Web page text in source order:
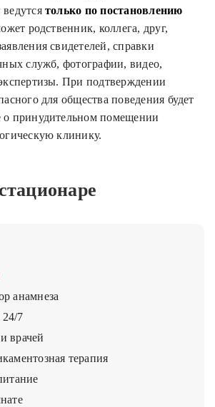
только по постановлению
родственник, коллега, друг,
свидетелей, справки
служб, фотографии, видео,
При подтверждении
для общества поведения будет
принудительном помещении
клинику.
анамнеза
7
врачей
терапия